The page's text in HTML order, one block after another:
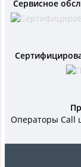
Сервисное
Операторы Call